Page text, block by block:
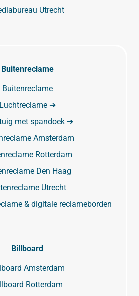
Utrecht
Buitenreclame
Buitenreclame
Luchtreclame ➔
met spandoek ➔
Amsterdam
Rotterdam
Den Haag
Utrecht
& digitale reclameborden
Billboard
Amsterdam
Rotterdam